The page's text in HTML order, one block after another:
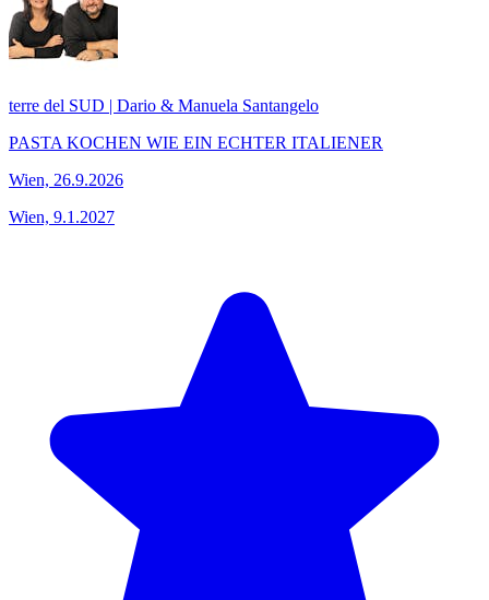
terre del SUD | Dario & Manuela Santangelo
PASTA KOCHEN WIE EIN ECHTER ITALIENER
Wien, 26.9.2026
Wien, 9.1.2027